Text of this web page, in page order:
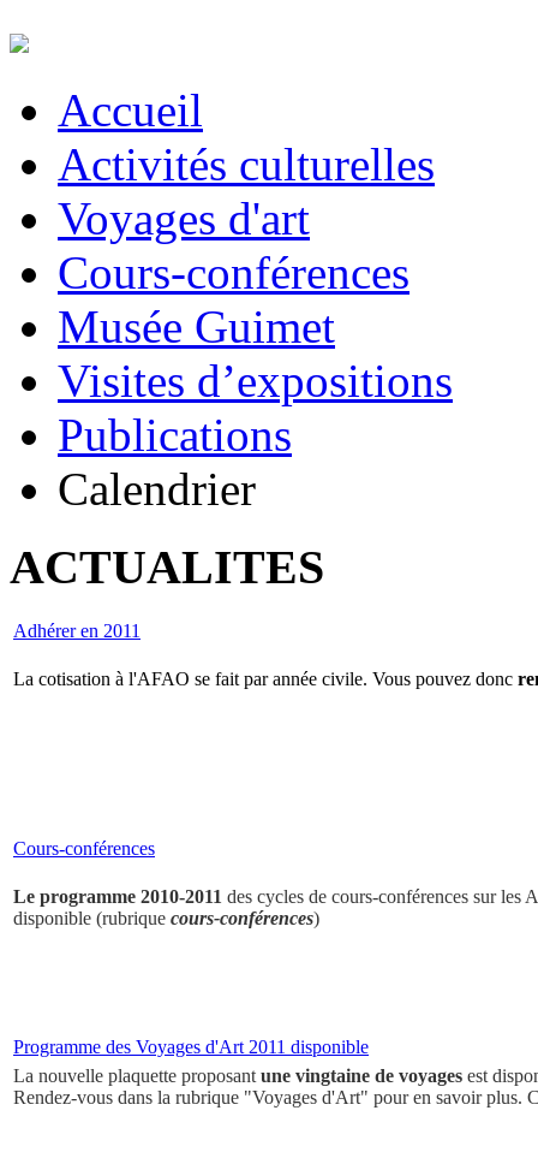
Accueil
Activités culturelles
Voyages d'art
Cours-conférences
Musée Guimet
Visites d’expositions
Publications
Calendrier
ACTUALITES
Adhérer en 2011
La cotisation à l'AFAO se fait par année civile. Vous pouvez donc
Cours-conférences
Le programme 2010-2011 des cycles de cours-conférences sur
disponible (rubrique cours-conférences)
Programme des Voyages d'Art 2011 disponible
La nouvelle plaquette proposantune vingtaine de voyages est
Rendez-vous dans la rubrique "Voyages d'Art" pour en savoir plus.